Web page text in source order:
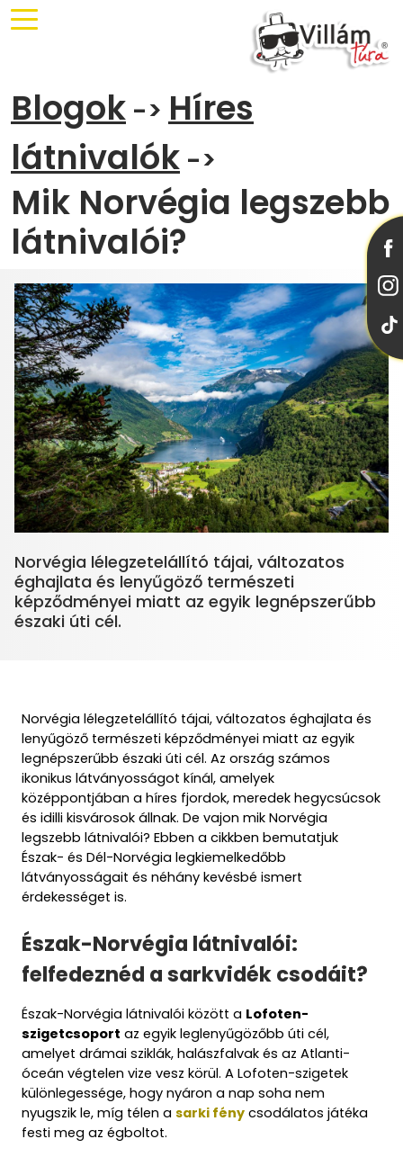
Blogok -> Híres
látnivalók ->
Mik Norvégia legszebb
látnivalói?
Norvégia lélegzetelállító tájai, változatos
éghajlata és lenyűgöző természeti
képződményei miatt az egyik legnépszerűbb
Norvégia lélegzetelállító tájai, változatos éghajlata és
lenyűgöző természeti képződményei miatt az egyik
legnépszerűbb északi úti cél. Az ország számos
ikonikus látványosságot kínál, amelyek
középpontjában a híres fjordok, meredek hegycsúcsok
és idilli kisvárosok állnak. De vajon mik Norvégia
legszebb látnivalói? Ebben a cikkben bemutatjuk
Észak- és Dél-Norvégia legkiemelkedőbb
látványosságait és néhány kevésbé ismert
érdekességet is.
Észak-Norvégia látnivalói:
felfedeznéd a sarkvidék csodáit?
Észak-Norvégia látnivalói között a Lofoten-
szigetcsoport az egyik leglenyűgözőbb úti cél,
amelyet drámai sziklák, halászfalvak és az Atlanti-
óceán végtelen vize vesz körül. A Lofoten-szigetek
különlegessége, hogy nyáron a nap soha nem
nyugszik le, míg télen a sarki fény csodálatos játéka
festi meg az égboltot.